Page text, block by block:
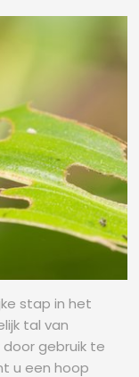
stap in het
tal van
gebruik te
u een hoop